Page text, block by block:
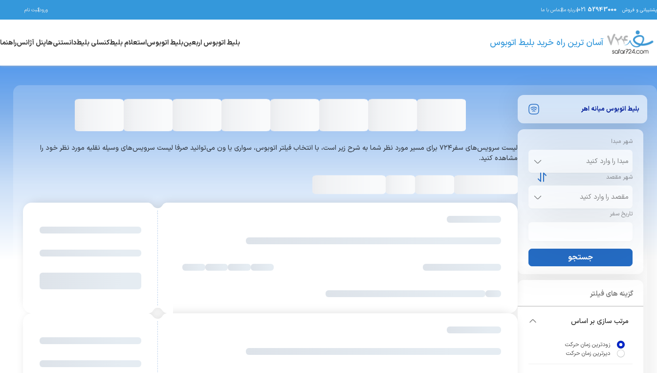
پشتیبانی و فروش 021 52943000 درباره ماتماس با ما ورودثبت نام
آسان ترین راه خرید بلیط اتوبوس بلیط اتوبوس اربعینبلیط اتوبوساستعلام بلیطکنسلی بلیطدانستنی‌هاپنل آژانسراهنما
بلیط اتوبوس میانه اهر
شهر مبدا
شهر مقصد
تاریخ سفر
جستجو
گزینه های فیلتر
مرتب سازی بر اساس
زودترین زمان حرکت
دیرترین زمان حرکت
لیست سرویس‌های سفر۷۲۴ برای مسیر مورد نظر شما به شرح زیر است، با انتخاب فیلتر اتوبوس، سواری یا ون می‌توانید صرفا لیست سرویس‌های وسیله نقلیه مورد نظر خود را
مشاهده کنید.